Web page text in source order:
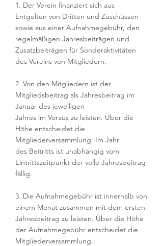
1. Der Verein finanziert sich aus
Entgelten von Dritten und Zuschüssen
sowie aus einer Aufnahmegebühr, den
regelmäßigen Jahresbeiträgen und
Zusatzbeiträgen für Sonderaktivitäten
des Vereins von Mitgliedern.
2. Von den Mitgliedern ist der
Mitgliedsbeitrag als Jahresbeitrag im
Januar des jeweiligen
Jahres im Voraus zu leisten. Über die
Höhe entscheidet die
Mitgliederversammlung. Im Jahr
des Beitritts ist unabhängig vom
Eintrittszeitpunkt der volle Jahresbeitrag
fällig.
3. Die Aufnahmegebühr ist innerhalb von
einem Monat zusammen mit dem ersten
Jahresbeitrag zu leisten. Über die Höhe
der Aufnahmegebühr entscheidet die
Mitgliederversammlung.